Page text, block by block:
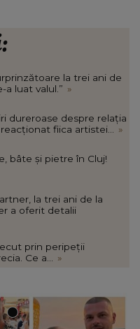
la trei ani de
a luat valul.” »
dureroase despre relația
fiica artistei... »
bâte și pietre în Cluj!
la trei ani de la
a oferit detalii
prin peripeții
Ce a... »